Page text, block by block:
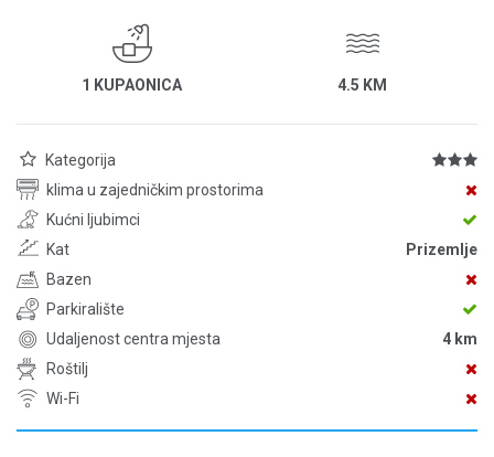
1 KUPAONICA 4.5 KM
Kategorija
klima u zajedničkim prostorima
Kućni ljubimci
Kat
Prizemlje
Bazen
Parkiralište
Udaljenost centra mjesta
4 km
Roštilj
Wi-Fi